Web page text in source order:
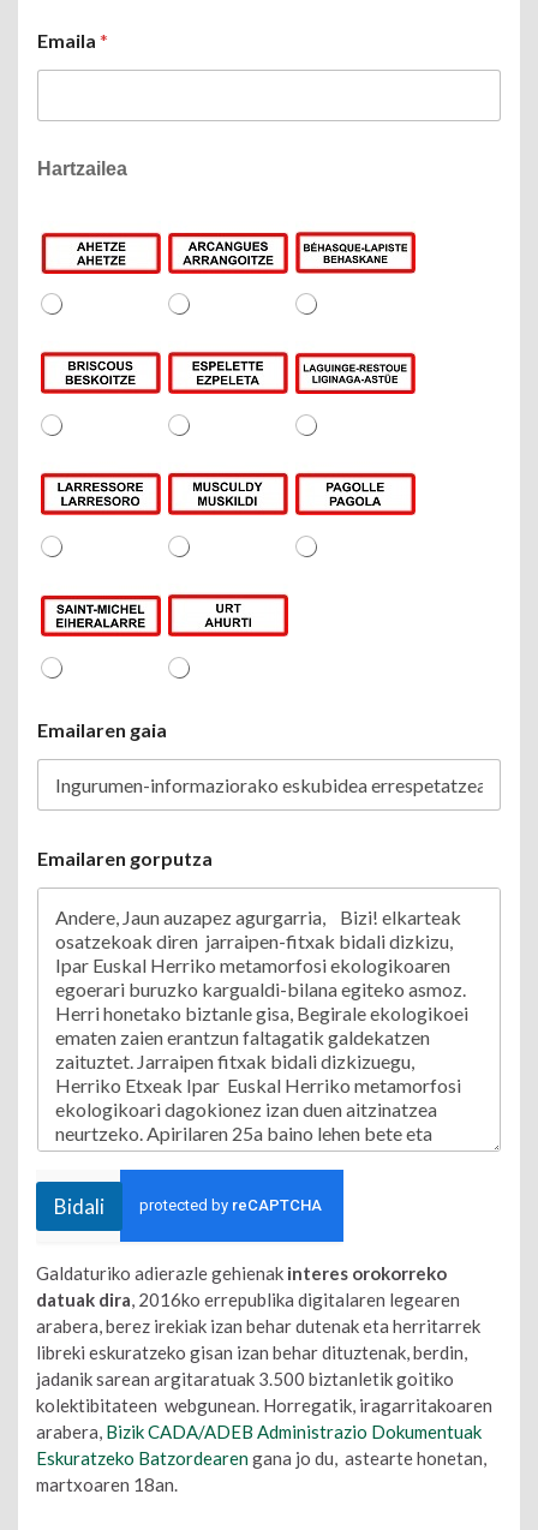
Emaila *
Hartzailea
Emailaren gaia
Emailaren gorputza
Bidali
Galdaturiko adierazle gehienak interes orokorreko
datuak dira, 2016ko errepublika digitalaren legearen
arabera, berez irekiak izan behar dutenak eta herritarrek
libreki eskuratzeko gisan izan behar dituztenak, berdin,
jadanik sarean argitaratuak 3.500 biztanletik goitiko
kolektibitateen webgunean. Horregatik, iragarritakoaren
arabera, Bizik CADA/ADEB Administrazio Dokumentuak
Eskuratzeko Batzordearengana jo du, astearte honetan,
martxoaren 18an.